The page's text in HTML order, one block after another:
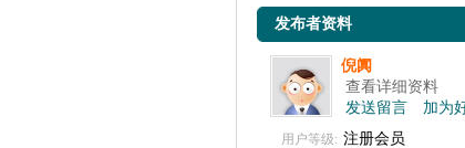
发布者资料
倪阗
查看详细资料
发送留言
加为
用户等级: 注册会员